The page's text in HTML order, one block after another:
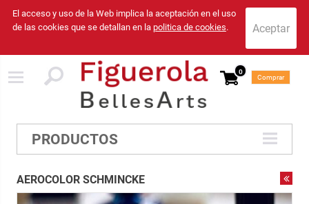
El acceso y uso de la Web implica la aceptación en el uso
de las cookies que se detallan en la politica de cookies.
0
Comprar
PRODUCTOS
AEROCOLOR SCHMINCKE